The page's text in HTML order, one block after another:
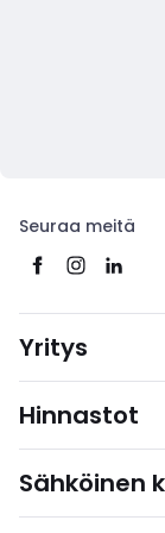
Seuraa meitä
Yritys
Hinnastot
Sähköinen